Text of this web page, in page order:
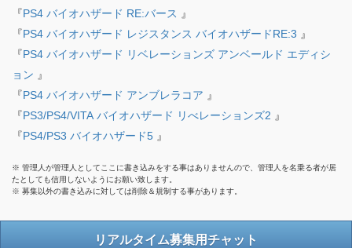
『PS4 バイオハザード RE:バース 』
『PS4 バイオハザード レジスタンス バイオハザードRE:3 』
『PS4 バイオハザード リベレーションズ アンベールド エディシ
ョン 』
『PS4 バイオハザード アンブレラコア 』
『PS3/PS4/VITA バイオハザード リべレーションズ2 』
『PS4/PS3 バイオハザード5 』
※ 管理人が管理人としてここに書き込みをする事はありませんので、管理人を名乗る者が居
たとしても信用しないようにお願い致します。
※ 募集以外の書き込みに対しては削除＆規制する事があります。
リアルタイム募集用チャット